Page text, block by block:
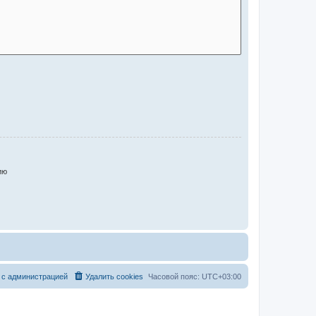
Часовой пояс: UTC+03:00
Удалить cookies
администрацией